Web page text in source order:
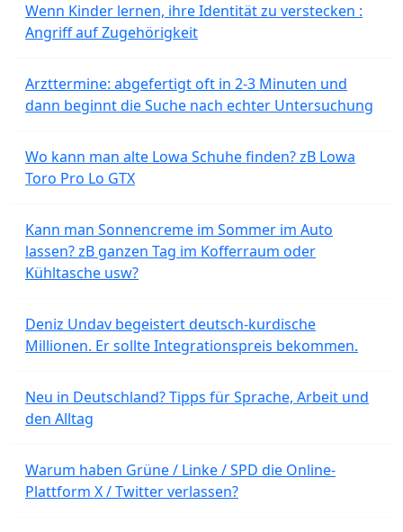
Wenn Kinder lernen, ihre Identität zu verstecken :
Angriff auf Zugehörigkeit
Arzttermine: abgefertigt oft in 2-3 Minuten und
dann beginnt die Suche nach echter Untersuchung
Wo kann man alte Lowa Schuhe finden? zB Lowa
Toro Pro Lo GTX
Kann man Sonnencreme im Sommer im Auto
lassen? zB ganzen Tag im Kofferraum oder
Kühltasche usw?
Deniz Undav begeistert deutsch-kurdische
Millionen. Er sollte Integrationspreis bekommen.
Neu in Deutschland? Tipps für Sprache, Arbeit und
den Alltag
Warum haben Grüne / Linke / SPD die Online-
Plattform X / Twitter verlassen?